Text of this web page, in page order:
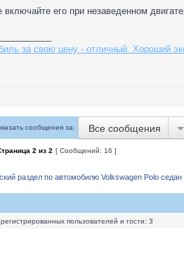
его при незаведенном
за свою цену - отличный. Хороший
сообщения за: Все сообщения
2 из 2 [ Сообщений: 16 ]
раздел по автомобилю Volkswagen Polo седан
пользователей и гости: 3